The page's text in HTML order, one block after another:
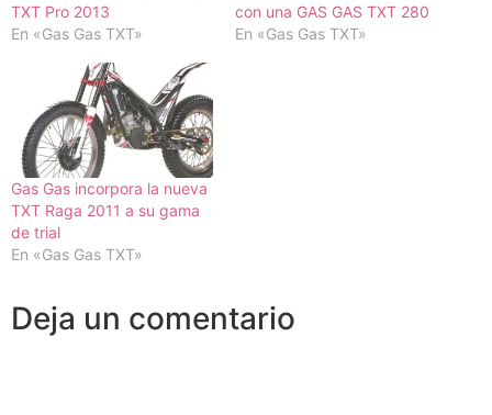
TXT Pro 2013
En «Gas Gas TXT»
con una GAS GAS TXT 280
En «Gas Gas TXT»
Gas Gas incorpora la nueva
TXT Raga 2011 a su gama
de trial
En «Gas Gas TXT»
Deja un comentario